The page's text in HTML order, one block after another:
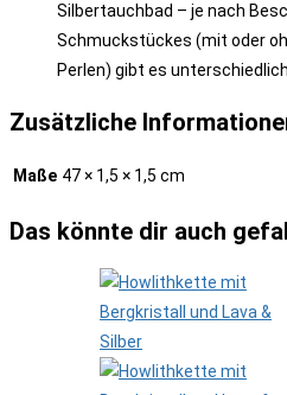
Silbertauchbad – je nach
Schmuckstückes (mit oder
Perlen) gibt es
Zusätzliche
Maße 47 × 1,5 × 1,5 cm
Das könnte dir auch